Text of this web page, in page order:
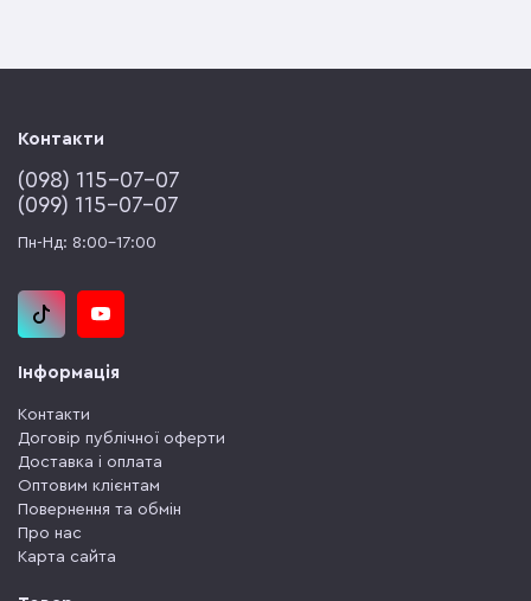
Контакти
(‎098) 115-07-07
(‎099) 115-07-07
Пн-Нд: 8:00-17:00
Інформація
Контакти
Договір публічної оферти
Доставка і оплата
Оптовим клієнтам
Повернення та обмін
Про нас
Карта сайта